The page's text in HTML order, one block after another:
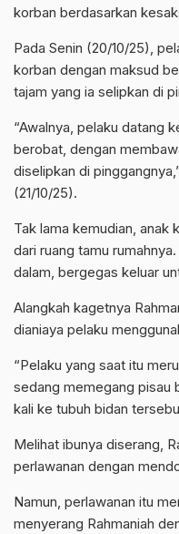
korban berdasarkan
Pada Senin (20/10/25),
korban dengan maksud
tajam yang ia selipkan di
“Awalnya, pelaku datang
berobat, dengan
diselipkan di
(21/10/25).
Tak lama kemudian, anak
dari ruang tamu
dalam, bergegas keluar
Alangkah kagetnya
dianiaya pelaku
“Pelaku yang saat itu
sedang memegang pisau
kali ke tubuh bidan
Melihat ibunya diserang,
perlawanan dengan
Namun, perlawanan itu
menyerang Rahmaniah